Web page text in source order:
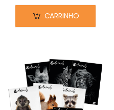
CARRINHO